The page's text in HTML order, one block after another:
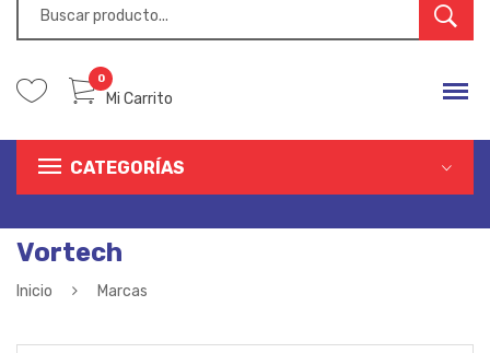
Mi Carrito
0
CATEGORÍAS
Vortech
Inicio Marcas